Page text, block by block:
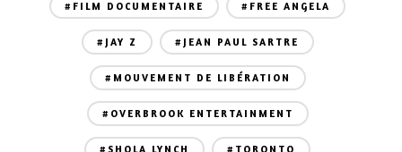
#FILM DOCUMENTAIRE #FREE ANGELA
#JAY Z #JEAN PAUL SARTRE
#MOUVEMENT DE LIBÉRATION
#OVERBROOK ENTERTAINMENT
#SHOLA LYNCH #TORONTO